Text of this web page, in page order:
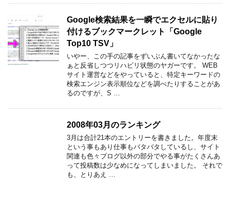
Google検索結果を一瞬でエクセルに貼り
付けるブックマークレット「Google
Top10 TSV」
いやー、この手の記事をずいぶん書いてなかったな
ぁと反省しつつリハビリ状態のヤガーです。 WEB
サイト運営などをやっていると、特定キーワードの
検索エンジン表示順位などを調べたりすることがあ
るのですが、S …
2008年03月のランキング
3月は合計21本のエントリーを書きました。年度末
という事もあり仕事もバタバタしているし、サイト
関連も色々ブログ以外の部分でやる事がたくさんあ
って投稿数は少なめになってしまいました。 それで
も、とりあえ …